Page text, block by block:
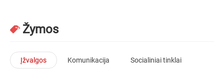
Žymos
Įžvalgos Komunikacija Socialiniai tinklai